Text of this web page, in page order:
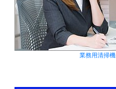
業務用清掃